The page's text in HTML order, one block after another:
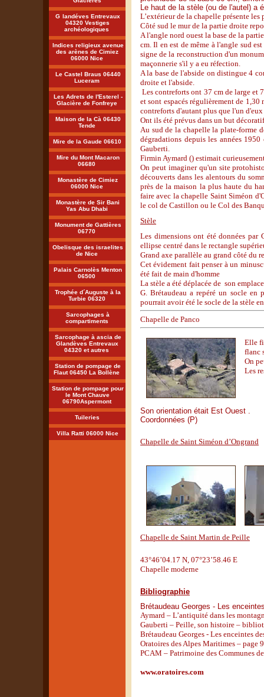
G landéves Entrevaux
04320 Vestiges
archéologiques
Indices religieux avenue
des arènes de Cimiez
06000 Nice
Le Castel Braus 06440
Luceram
Les Adrets de l'Esterel -
Glacière de Fonfreye
Maison de la Cà 06430
Tende
Mire de la Gaude 06610
Mire du Mont Macaron
06680
Monastère de Cimiez
06000 Nice
Monastère de Sir Bani
Yas Abu Dhabi
Monument de Gattières
06770
Obelisque des israelites
de Nice
Palais Carnolès Menton
06500
Trophée d´Auguste à la
Turbie 06320
Sarcophages à
compartiments
Sarcophage à ascia de
Glandèves Entrevaux
04320 et autres
Station de pompage de
Flaut 06450 La Bollène
Station de pompage pour
le Mont Chauve
06790Aspermont
Tuileries
Villa Ratti 06000 Nice
Le haut de la stèle (ou de l'autel) a
L’extérieur de la chapelle présente
Côté sud le mur de la partie droite
A l'angle nord ouest la base de la
cm. Il en est de même à l'angle sud
signe de la reconstruction d'un
maçonnerie s'il y a eu réfection.
A la base de l'abside on distingue 4
droite et l'abside.
Les contreforts ont 37 cm de large et
et sont espacés régulièrement de
contreforts d'autant plus que l'un
Ont ils été prévus dans un but
Au sud de la chapelle la plate-forme
dégradations depuis les années
Gauberti.
Firmin Aymard () estimait
On peut imaginer qu'un site
découverts dans les alentours du
près de la maison la plus haute du
faire avec la chapelle Saint Siméon
le col de Castillon ou le Col des
Stèle
Les dimensions ont été données par
ellipse centré dans le rectangle
Grand axe parallèle au grand côté du
Cet évidement fait penser à un
été fait de main d'homme
La stèle a été déplacée de son
G. Brétaudeau a repéré un socle en
pourrait avoir été le socle de la stèle
Chapelle de Panco
Elle
flanc
On
Les
Son orientation était Est Ouest .
Coordonnées (P)
Chapelle de Saint Siméon d’Ongrand
Chapelle de Saint Martin de Peille
43°46’04.17 N, 07°23’58.46 E
Chapelle moderne
Bibliographie
Brétaudeau Georges - Les
Aymard – L’antiquité dans les
Gauberti – Peille, son histoire –
Brétaudeau Georges - Les enceintes
Oratoires des Alpes Maritimes – page
PCAM – Patrimoine des Communes
www.oratoires.com